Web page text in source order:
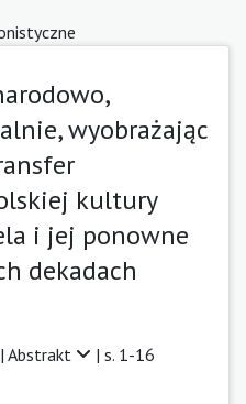
wyobrażając
kultury
i jej ponowne
dekadach
Abstrakt | s. 1-16